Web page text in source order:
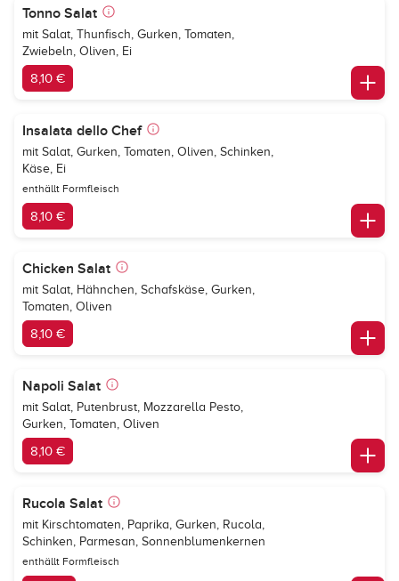
Tonno Salat
mit Salat, Thunfisch, Gurken, Tomaten,
Zwiebeln, Oliven, Ei
8,10 €
Insalata dello Chef
mit Salat, Gurken, Tomaten, Oliven, Schinken,
Käse, Ei
enthällt Formfleisch
8,10 €
Chicken Salat
mit Salat, Hähnchen, Schafskäse, Gurken,
Tomaten, Oliven
8,10 €
Napoli Salat
mit Salat, Putenbrust, Mozzarella Pesto,
Gurken, Tomaten, Oliven
8,10 €
Rucola Salat
mit Kirschtomaten, Paprika, Gurken, Rucola,
Schinken, Parmesan, Sonnenblumenkernen
enthällt Formfleisch